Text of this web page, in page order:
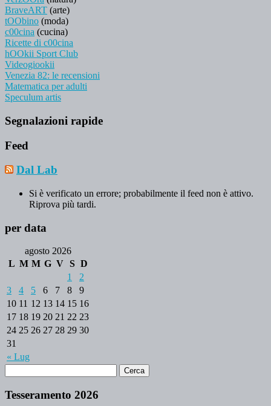
BraveART (arte)
tOObino (moda)
c00cina (cucina)
Ricette di c00cina
hOOkii Sport Club
Videogiookii
Venezia 82: le recensioni
Matematica per adulti
Speculum artis
Segnalazioni rapide
Feed
Dal Lab
Si è verificato un errore; probabilmente il feed non è attivo.
Riprova più tardi.
per data
agosto 2026
L M M G V S D
« Lug
1
2
3
4 5 6 7 8
9
10 11 12 13 14 15 16
17 18 19 20 21 22 23
24 25 26 27 28 29 30
31
Tesseramento 2026